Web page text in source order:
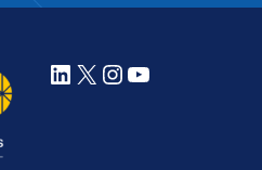
LinkedIn
X Instagram
YouTube